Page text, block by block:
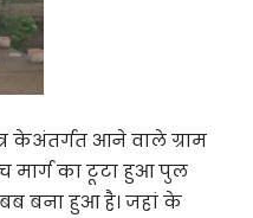
केअंतर्गत आने वाले ग्राम
मार्ग का टूटा हुआ पुल
बना हुआ है। जहां के